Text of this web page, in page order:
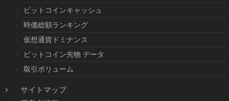
ビットコインキャッシュ
時価総額ランキング
仮想通貨ドミナンス
ビットコイン先物 データ
取引ボリューム
サイトマップ